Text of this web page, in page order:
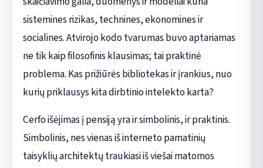
sistemines rizikas, technines, ekonomines ir
socialines. Atvirojo kodo tvarumas buvo aptariamas
ne tik kaip filosofinis klausimas; tai praktinė
problema. Kas prižiūrės bibliotekas ir įrankius, nuo
kurių priklausys kita dirbtinio intelekto karta?
Cerfo išėjimas į pensiją yra ir simbolinis, ir praktinis.
Simbolinis, nes vienas iš interneto pamatinių
taisyklių architektų traukiasi iš viešai matomos